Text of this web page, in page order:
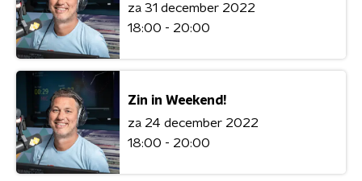
za 31 december 2022
18:00 - 20:00
Zin in Weekend!
za 24 december 2022
18:00 - 20:00